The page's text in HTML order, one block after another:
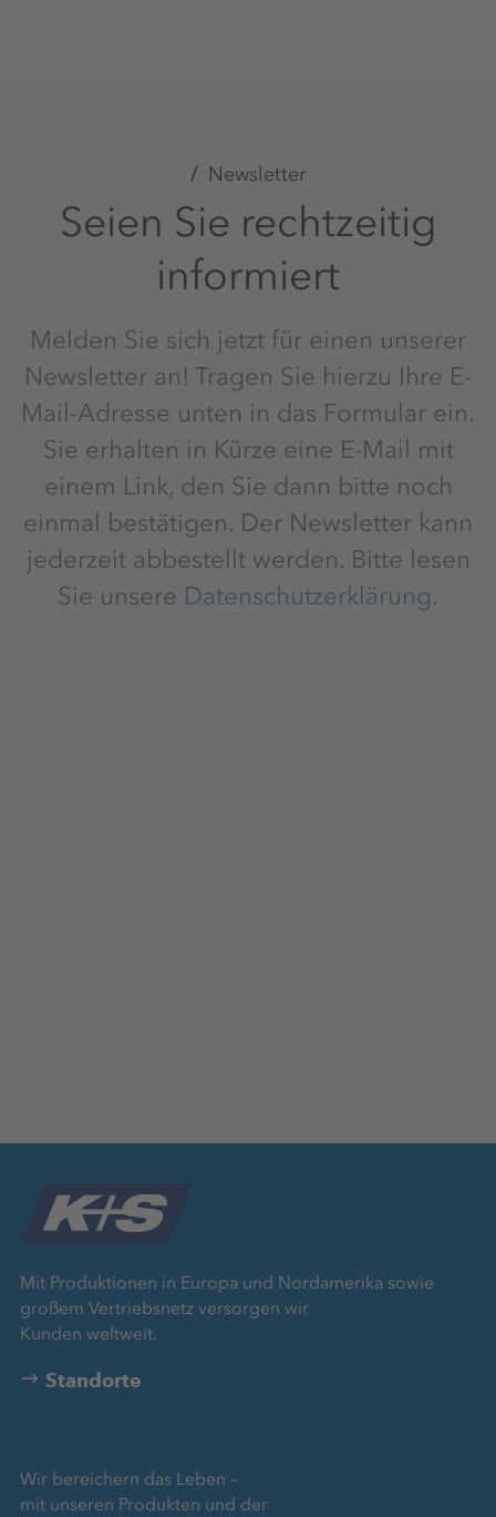
Newsletter
Seien Sie rechtzeitig
informiert
Melden Sie sich jetzt für einen unserer
Newsletter an! Tragen Sie hierzu Ihre E-
Mail-Adresse unten in das Formular ein.
Sie erhalten in Kürze eine E-Mail mit
einem Link, den Sie dann bitte noch
einmal bestätigen. Der Newsletter kann
jederzeit abbestellt werden. Bitte lesen
Sie unsere Datenschutzerklärung.
Mit Produktionen in Europa und Nordamerika sowie
großem Vertriebsnetz versorgen wir
Kunden weltweit.
Standorte
Wir bereichern das Leben –
mit unseren Produkten und der